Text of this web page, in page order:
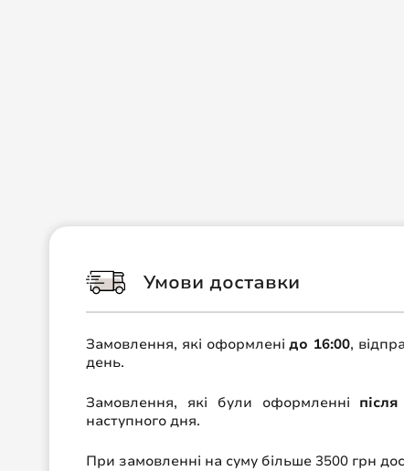
Умови доставки
Замовлення, які оформленідо 16:00,
день.
Замовлення, які були оформленні
наступного дня.
При замовленні на суму більше 3500 грн